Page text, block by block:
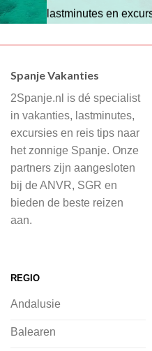
lastminutes en
Wij hebben een
of je nu wilt relaxen
cultuur wilt
in de natuur.
Bij 2Spanje.nl begint
voordat je het
inspiratie op te doen
vliegvakantie
2Spanje.nl, met een
klaarstaat om
beantwoorden en
Spanje Vakanties
2Spanje.nl is dé specialist
in vakanties, lastminutes,
excursies en reis tips naar
het zonnige Spanje. Onze
partners zijn aangesloten
bij de ANVR, SGR en
bieden de beste reizen
aan.
REGIO
Andalusie
Balearen